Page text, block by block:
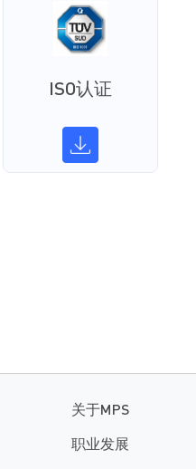
ISO认证
关于MPS
职业发展